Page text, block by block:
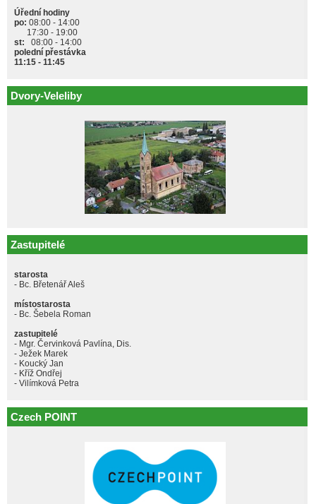
Úřední hodiny
po: 08:00 - 14:00
17:30 - 19:00
st: 08:00 - 14:00
polední přestávka
11:15 - 11:45
Dvory-Veleliby
Zastupitelé
starosta
- Bc. Břetenář Aleš
místostarosta
- Bc. Šebela Roman
zastupitelé
- Mgr. Červinková Pavlína, Dis.
- Ježek Marek
- Koucký Jan
- Kříž Ondřej
- Vilímková Petra
Czech POINT